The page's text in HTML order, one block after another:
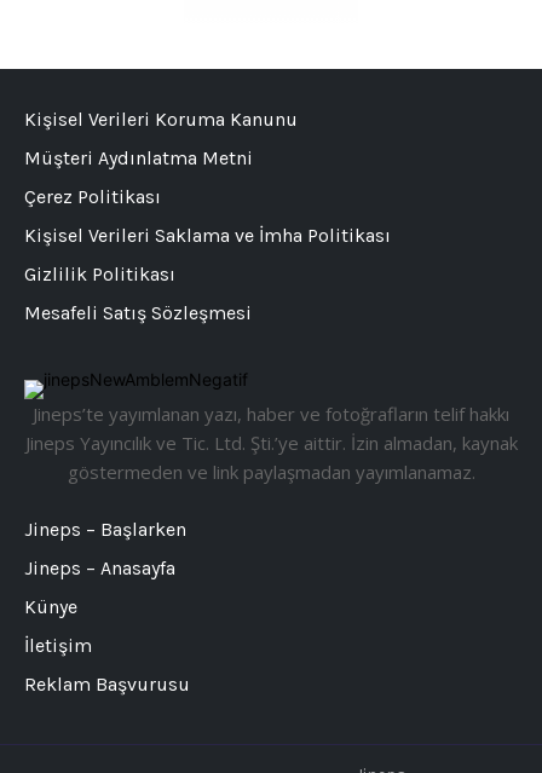
Jineps’te yayımlanan yazı, haber ve fotoğrafların telif hakkı
Jineps Yayıncılık ve Tic. Ltd. Şti.’ye aittir. İzin almadan, kaynak
göstermeden ve link paylaşmadan yayımlanamaz.
Jineps – Başlarken
Jineps – Anasayfa
Künye
İletişim
Reklam Başvurusu
Kişisel Verileri Koruma Kanunu
Müşteri Aydınlatma Metni
Çerez Politikası
Kişisel Verileri Saklama ve İmha Politikası
Gizlilik Politikası
Mesafeli Satış Sözleşmesi